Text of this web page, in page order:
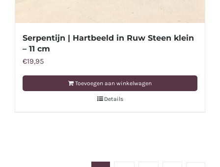
Serpentijn | Hartbeeld in Ruw Steen klein
– 11 cm
€19,95
Toevoegen aan winkelwagen
Details